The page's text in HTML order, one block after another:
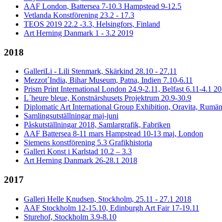
AAF London, Battersea 7-10.3 Hampstead 9-12.5
Vetlanda Konstförening 23.2 - 17.3
TEOS 2019 22.2 -3.3, Helsingfors, Finland
Art Herning Danmark 1 - 3.2 2019
2018
GalleriLi - Lili Stenmark, Skärkind 28.10 - 27.11
Mezzot´India, Bihar Museum, Patna, Indien 7.10-6.11
Prism Print International London 24.9-2.11, Belfast 6.11-4.1
L´heure bleue, Konstnärshusets Projektrum 20.9-30.9
Diplomatic Art International Group Exhibition, Oravita,
Samlingsutställningar maj-juni
Påskutställningar 2018, Samlargrafik, Fabriken
AAF Battersea 8-11 mars Hampstead 10-13 maj, London
Siemens konstförening 5.3 Grafikhistoria
Galleri Konst i Karlstad 10.2 – 3.3
Art Herning Danmark 26-28.1 2018
2017
Galleri Helle Knudsen, Stockholm, 25.11 - 27.1 2018
AAF Stockholm 12-15.10, Edinburgh Art Fair 17-19.11
Sturehof, Stockholm 3.9-8.10